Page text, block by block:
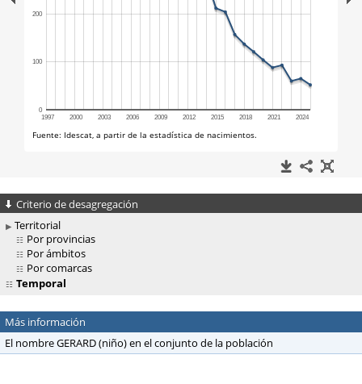
Criterio de desagregación
Territorial
Por provincias
Por ámbitos
Por comarcas
Temporal
Más información
El nombre GERARD (niño) en el conjunto de la población